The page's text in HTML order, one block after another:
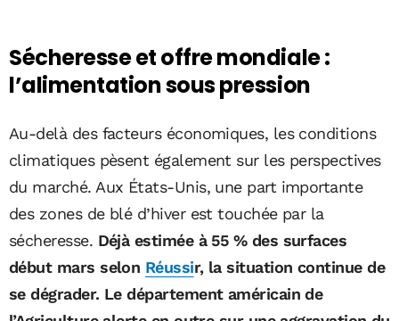
Sécheresse et offre mondiale :
l’alimentation sous pression
Au-delà des facteurs économiques, les conditions
climatiques pèsent également sur les perspectives
du marché. Aux États-Unis, une part importante
des zones de blé d’hiver est touchée par la
sécheresse. Déjà estimée à 55 % des surfaces
début mars selon Réussir, la situation continue de
se dégrader. Le département américain de